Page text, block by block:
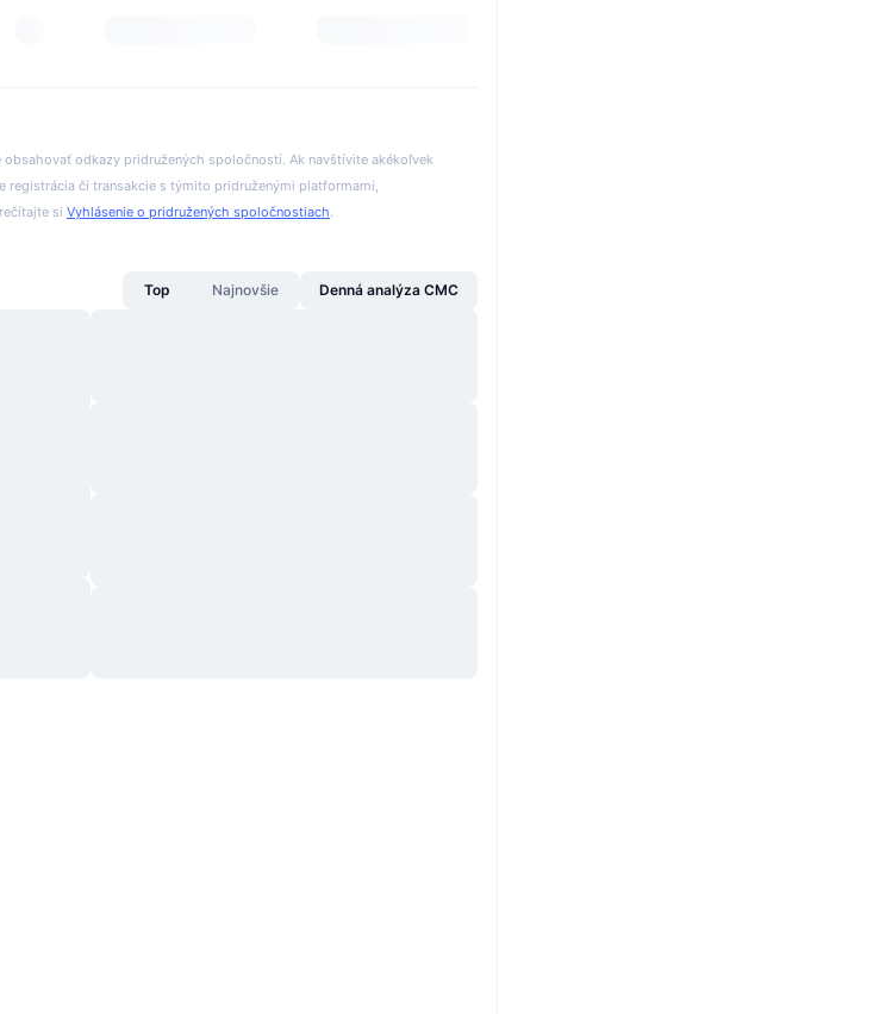
odkazy pridružených spoločností. Ak navštívite akékoľvek
registrácia či transakcie s týmito pridruženými platformami,
si Vyhlásenie o pridružených spoločnostiach.
Top Najnovšie Denná analýza CMC